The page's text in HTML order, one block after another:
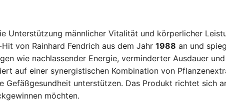
Unterstützung männlicher Vitalität und körperlicher
von Rainhard Fendrich aus dem Jahr 1988 an und
wie nachlassender Energie, verminderter Ausdauer
auf einer synergistischen Kombination von
unterstützen. Das Produkt richtet sich
möchten.